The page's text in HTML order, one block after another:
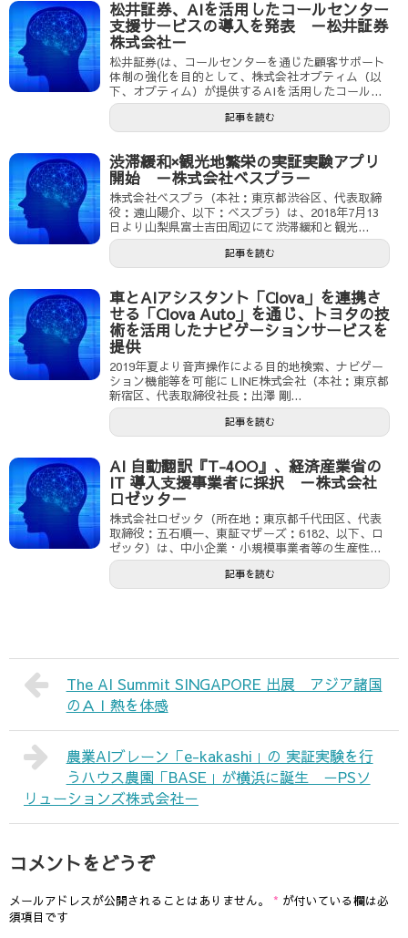
松井証券、AIを活用したコールセンター
支援サービスの導入を発表 －松井証券
株式会社－
松井証券(は、コールセンターを通じた顧客サポート
体制の強化を目的として、株式会社オプティム（以
下、オプティム）が提供するAIを活用したコール...
記事を読む
渋滞緩和×観光地繁栄の実証実験アプリ
開始 －株式会社ベスプラ－
株式会社ベスプラ（本社：東京都渋谷区、代表取締
役：遠山陽介、以下：ベスプラ）は、2018年7月13
日より山梨県富士吉田周辺にて渋滞緩和と観光...
記事を読む
車とAIアシスタント「Clova」を連携さ
せる「Clova Auto」を通じ、トヨタの技
術を活用したナビゲーションサービスを
提供
2019年夏より音声操作による目的地検索、ナビゲー
ション機能等を可能に LINE株式会社（本社：東京都
新宿区、代表取締役社長：出澤 剛...
記事を読む
AI 自動翻訳『T-4OO』、経済産業省の
IT 導入支援事業者に採択 －株式会社
ロゼッタ－
株式会社ロゼッタ（所在地：東京都千代田区、代表
取締役：五石順一、東証マザーズ：6182、以下、ロ
ゼッタ）は、中小企業・小規模事業者等の生産性...
記事を読む
The AI Summit SINGAPORE 出展 アジア諸国
のＡＩ熱を体感
農業AIブレーン「e-kakashi」の 実証実験を行
うハウス農園「BASE」が横浜に誕生 －PSソ
リューションズ株式会社－
コメントをどうぞ
メールアドレスが公開されることはありません。 * が付いている欄は必
須項目です